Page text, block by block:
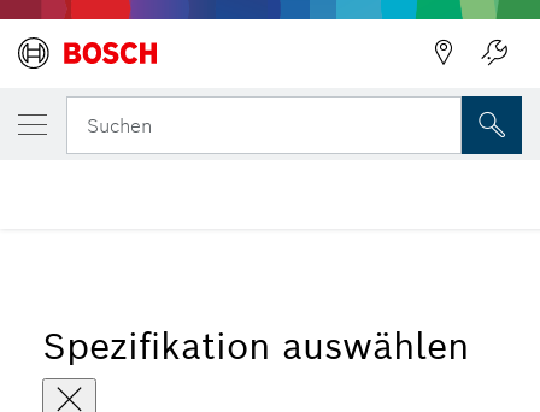
Suchen
Spezifikation auswählen
DEINE AUSGEWÄHLTE VARIANTE
Obermesser